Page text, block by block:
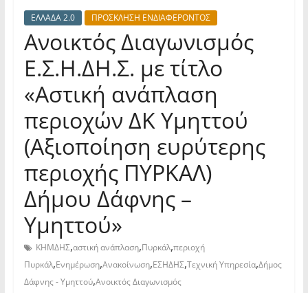
ΕΛΛΑΔΑ 2.0 ΠΡΟΣΚΛΗΣΗ ΕΝΔΙΑΦΕΡΟΝΤΟΣ
Ανοικτός Διαγωνισμός
Ε.Σ.Η.ΔΗ.Σ. με τίτλο
«Αστική ανάπλαση
περιοχών ΔΚ Υμηττού
(Αξιοποίηση ευρύτερης
περιοχής ΠΥΡΚΑΛ)
Δήμου Δάφνης –
Υμηττού»
ΚΗΜΔΗΣ,αστική ανάπλαση,Πυρκάλ,περιοχή
Πυρκάλ,Ενημέρωση,Ανακοίνωση,ΕΣΗΔΗΣ,Τεχνική Υπηρεσία,Δήμος
Δάφνης - Υμηττού,Ανοικτός Διαγωνισμός